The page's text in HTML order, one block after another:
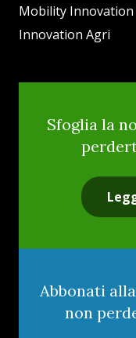
Mobility
Innovation Agri
Sfoglia la
Abbonati
non